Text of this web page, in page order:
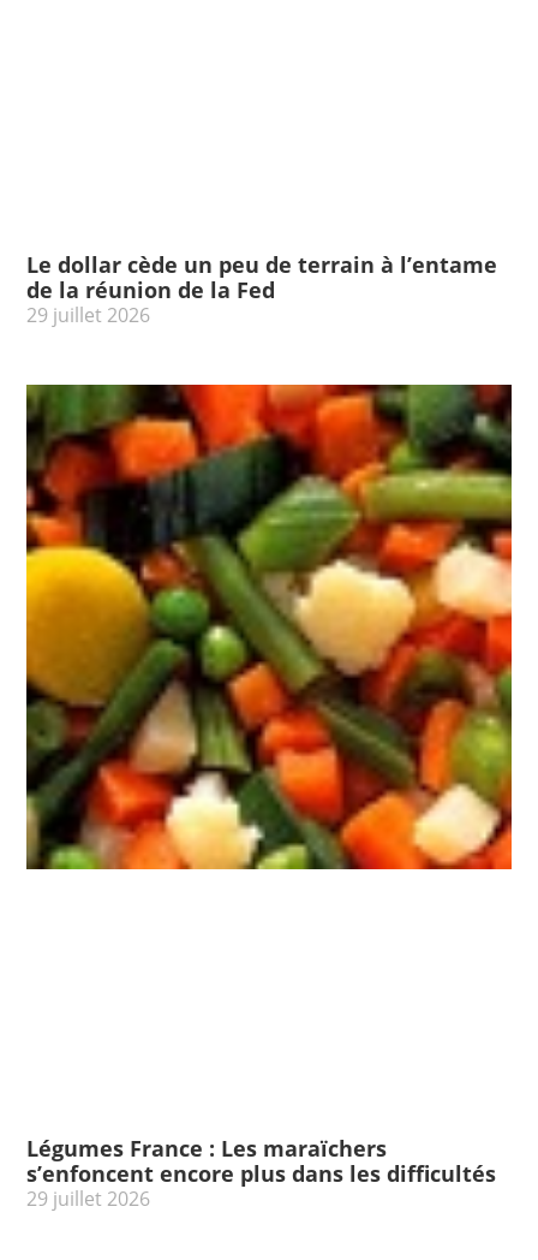
Le dollar cède un peu de terrain à l’entame
de la réunion de la Fed
29 juillet 2026
Légumes France : Les maraïchers
s’enfoncent encore plus dans les difficultés
29 juillet 2026